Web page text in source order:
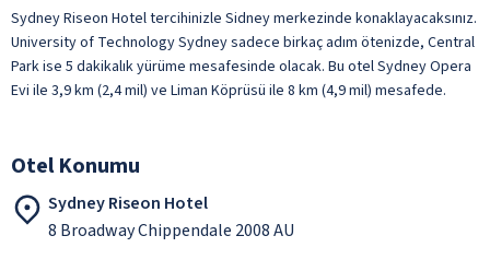
Sydney Riseon Hotel tercihinizle Sidney merkezinde konaklayacaksınız.
University of Technology Sydney sadece birkaç adım ötenizde, Central
Park ise 5 dakikalık yürüme mesafesinde olacak. Bu otel Sydney Opera
Evi ile 3,9 km (2,4 mil) ve Liman Köprüsü ile 8 km (4,9 mil) mesafede.
Otel Konumu
Sydney Riseon Hotel
8 Broadway Chippendale 2008 AU